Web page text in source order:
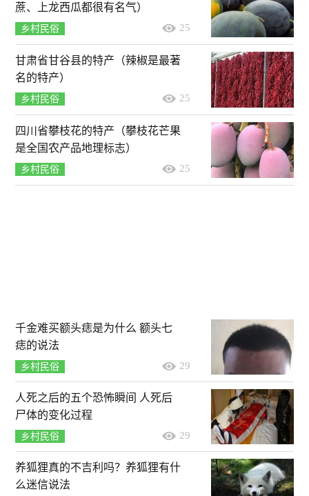
蔗、上龙西瓜都很有名气）
乡村民俗 25
甘肃省甘谷县的特产（辣椒是最著
名的特产）
乡村民俗 25
四川省攀枝花的特产（攀枝花芒果
是全国农产品地理标志）
乡村民俗 25
千金难买额头痣是为什么 额头七
痣的说法
乡村民俗 29
人死之后的五个恐怖瞬间 人死后
尸体的变化过程
乡村民俗 29
养狐狸真的不吉利吗？养狐狸有什
么迷信说法